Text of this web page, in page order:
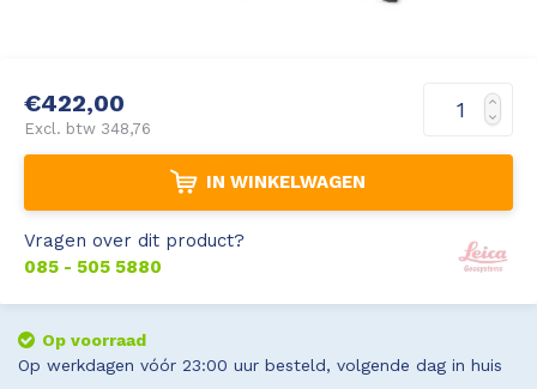
€422,00
Excl. btw 348,76
IN WINKELWAGEN
Vragen over dit product?
085 - 505 5880
Op voorraad
Op werkdagen vóór 23:00 uur besteld, volgende dag in huis